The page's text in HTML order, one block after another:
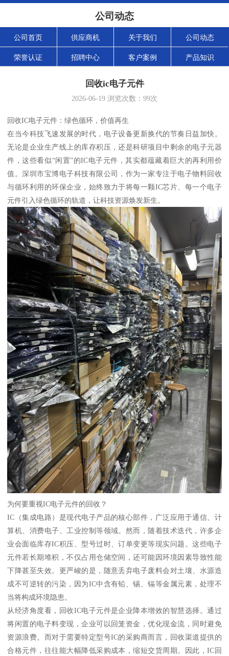
公司动态
公司首页 供应商机 关于我们 公司动态
荣誉认证 招聘中心 客户案例 产品知识
回收ic电子元件
2026-06-19 浏览次数： 99次
回收IC电子元件：绿色循环，价值再生
在当今科技飞速发展的时代，电子设备更新换代的节奏日益加快。
无论是企业生产线上的库存积压，还是科研项目中剩余的电子元器
件，这些看似“闲置”的IC电子元件，其实都蕴藏着巨大的再利用价
值。深圳市宝博电子科技有限公司，作为一家专注于电子物料回收
与循环利用的环保企业，始终致力于将每一颗IC芯片、每一个电子
元件引入绿色循环的轨道，让科技资源焕发新生。
为何要重视IC电子元件的回收？
IC（集成电路）是现代电子产品的核心部件，广泛应用于通信、计
算机、消费电子、工业控制等领域。然而，随着技术迭代，许多企
业会面临库存IC积压、型号过时、订单变更等现实问题。这些电子
元件若长期堆积，不仅占用仓储空间，还可能因环境因素导致性能
下降甚至失效。更严峻的是，随意丢弃电子废料会对土壤、水源造
成不可逆转的污染，因为IC中含有铅、锡、镉等金属元素，处理不
当将构成环境隐患。
从经济角度看，回收IC电子元件是企业降本增效的智慧选择。通过
将闲置的电子料变现，企业可以回笼资金，优化现金流，同时避免
资源浪费。而对于需要特定型号IC的采购商而言，回收渠道提供的
合格元件，往往能大幅降低采购成本，缩短交货周期。因此，IC回